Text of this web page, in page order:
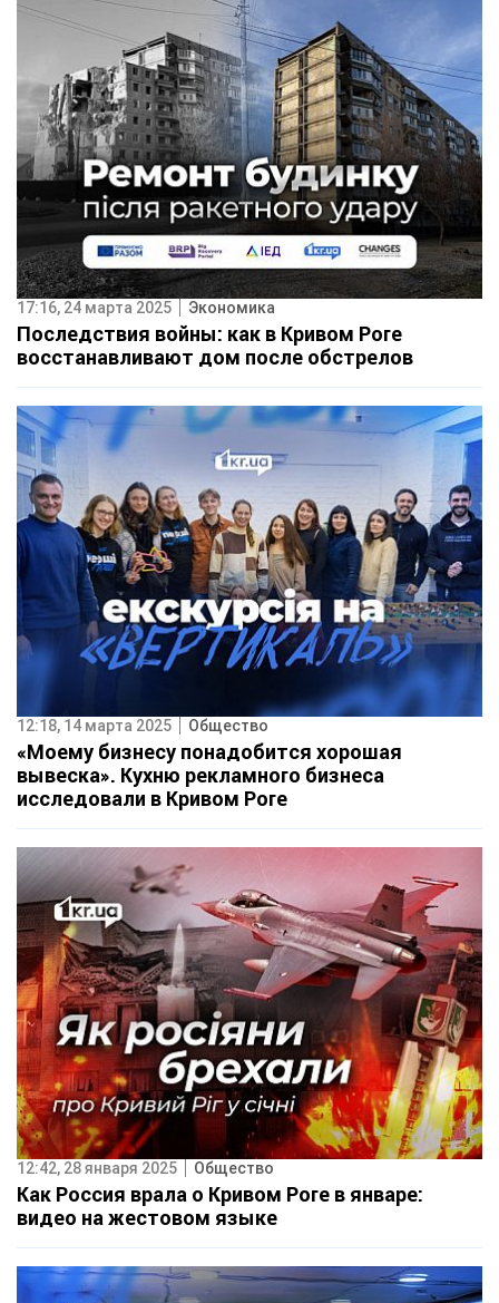
17:16, 24 марта 2025 Экономика
Последствия войны: как в Кривом Роге
восстанавливают дом после обстрелов
12:18, 14 марта 2025 Общество
«Моему бизнесу понадобится хорошая
вывеска». Кухню рекламного бизнеса
исследовали в Кривом Роге
12:42, 28 января 2025 Общество
Как Россия врала о Кривом Роге в январе:
видео на жестовом языке